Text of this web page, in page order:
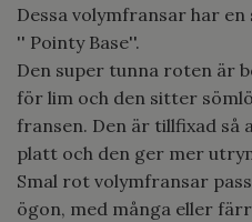
Dessa volymfransar har
'' Pointy Base''.
Den super tunna roten är
för lim och den sitter
fransen. Den är tillfixad så
platt och den ger mer
Smal rot volymfransar
ögon, med många eller